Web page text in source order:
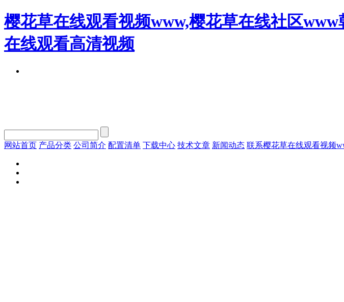
樱花草在线观看视频www,樱花草在线社区
在线观看高清视频
网站首页 产品分类 公司简介 配置清单 下载中心 技术文章 新闻动态 联系樱花草在线观看视频